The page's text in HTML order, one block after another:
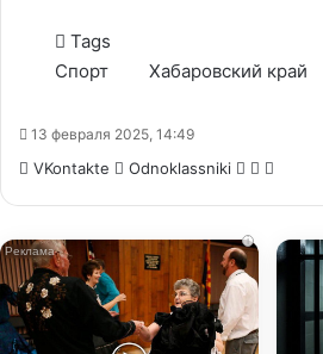
Tags
Спорт
Хабаровский край
13 февраля 2025, 14:49
VKontakte Odnoklassniki WhatsApp
Telegram
i